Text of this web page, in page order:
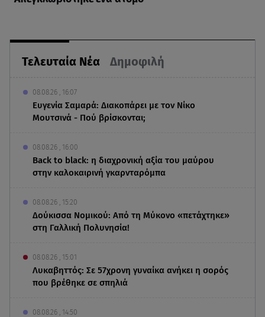
Τελευταία Νέα Δημοφιλή
08.08.26 , 16:07
Ευγενία Σαμαρά: Διακοπάρει με τον Νίκο
Μουτσινά - Πού βρίσκονται;
08.08.26 , 16:00
Back to black: η διαχρονική αξία του μαύρου
στην καλοκαιρινή γκαρνταρόμπα
08.08.26 , 15:20
Δούκισσα Νομικού: Από τη Μύκονο «πετάχτηκε»
στη Γαλλική Πολυνησία!
08.08.26 , 15:01
Λυκαβηττός: Σε 57χρονη γυναίκα ανήκει η σορός
που βρέθηκε σε σπηλιά
08.08.26 , 14:50